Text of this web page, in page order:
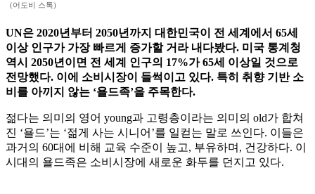
(어도비 스톡)
UN은 2020년부터 2050년까지 대한민국이 전 세계에서 65세
이상 인구가 가장 빠르게 증가할 거라 내다봤다. 미국 통계청
역시 2050년이면 전 세계 인구의 17%가 65세 이상일 것으로
전망했다. 이에 소비시장이 들썩이고 있다. 특히 취향 기반 소
비를 아끼지 않는 ‘욜드족’을 주목한다.
젊다는 의미의 영어 young과 고령층이라는 의미의 old가 합쳐
진 ‘욜드’는 ‘젊게 사는 시니어’를 일컫는 말로 쓰인다. 이들은
과거의 60대에 비해 교육 수준이 높고, 부유하며, 건강하다. 이
시대의 욜드족은 소비시장에 새로운 화두를 던지고 있다.